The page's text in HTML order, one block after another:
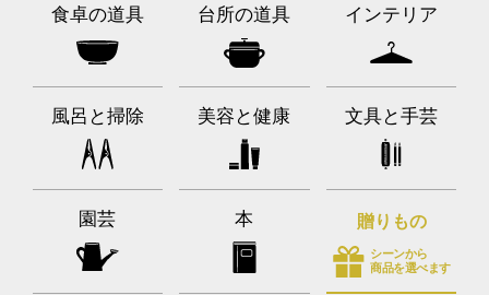
食卓の道具 台所の道具 インテリア
風呂と掃除 美容と健康 文具と手芸
園芸 本 贈りもの
シーンから
商品を選べます